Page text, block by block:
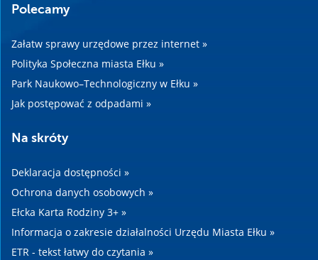
Polecamy
Załatw sprawy urzędowe przez internet »
Polityka Społeczna miasta Ełku »
Park Naukowo–Technologiczny w Ełku »
Jak postępować z odpadami »
Na skróty
Deklaracja dostępności »
Ochrona danych osobowych »
Ełcka Karta Rodziny 3+ »
Informacja o zakresie działalności Urzędu Miasta Ełku »
ETR - tekst łatwy do czytania »